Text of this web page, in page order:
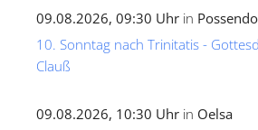
09.08.2026, 09:30 Uhr in
10. Sonntag nach Trinitatis -
Clauß
09.08.2026, 10:30 Uhr in Oelsa